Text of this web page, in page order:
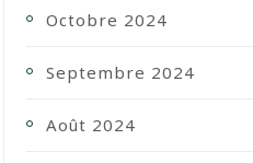
Octobre 2024
Septembre 2024
Août 2024